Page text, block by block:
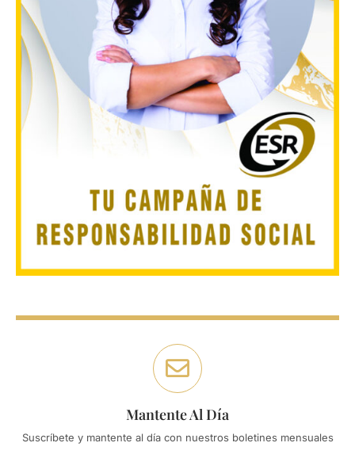
Mantente Al Día
Suscríbete y mantente al día con nuestros boletines mensuales